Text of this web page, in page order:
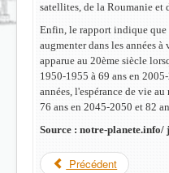
satellites, de la Roumanie et
Enfin, le rapport indique que
augmenter dans les années à
apparue au 20ème siècle
1950-1955 à 69 ans en
années, l'espérance de vie
76 ans en 2045-2050 et 82
Source : notre-planete.info/
Précédent